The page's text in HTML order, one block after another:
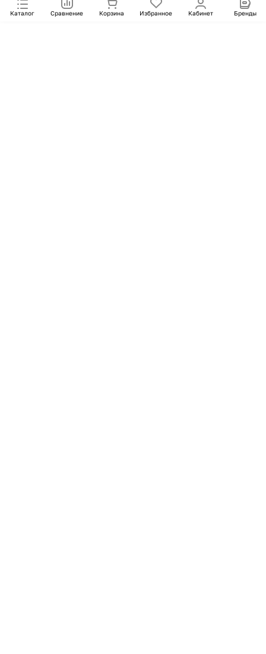
Каталог Сравнение Корзина Избранное Кабинет Бренды